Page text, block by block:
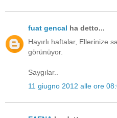
fuat gencal ha detto...
Hayırlı haftalar, Ellerinize
görünüyor.
Saygılar..
11 giugno 2012 alle ore